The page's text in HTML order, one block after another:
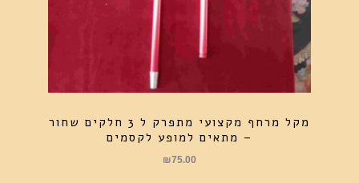
מקל מרחף מקצועי מתפרק ל 3 חלקים שחור
– מתאים למופע לקסמים
₪75.00